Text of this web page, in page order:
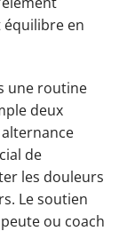
en
une routine
deux
de
les douleurs
Le soutien
ou coach